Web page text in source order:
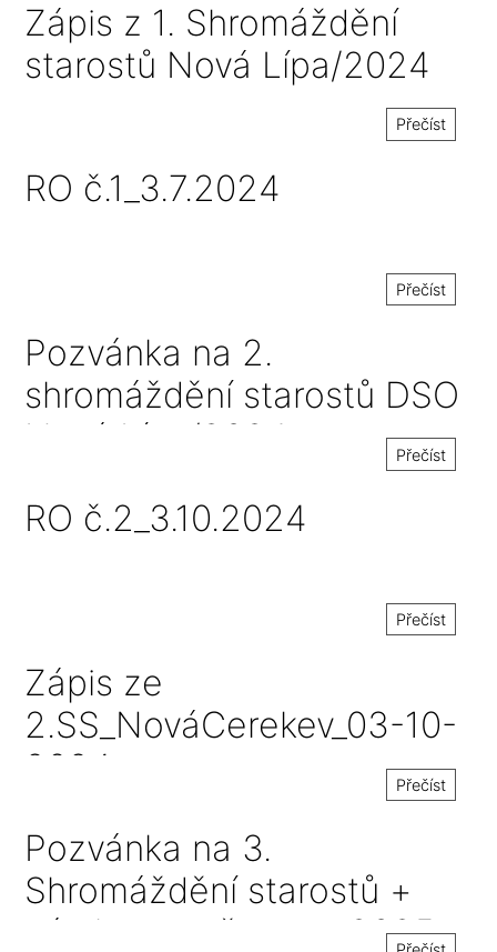
Zápis z 1. Shromáždění
starostů Nová Lípa/2024
Přečíst
RO č.1_3.7.2024
Přečíst
Pozvánka na 2.
shromáždění starostů DSO
Nová Lípa/2024
Přečíst
RO č.2_3.10.2024
Přečíst
Zápis ze
2.SS_NováCerekev_03-10-
2024
Přečíst
Pozvánka na 3.
Shromáždění starostů +
návrh rozpočtu na r.2025